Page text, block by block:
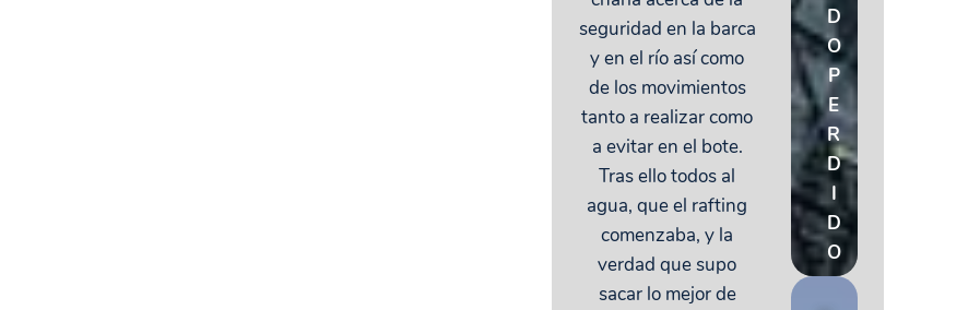
seguridad en la barca
y en el río así como
de los movimientos
tanto a realizar como
a evitar en el bote.
Tras ello todos al
agua, que el rafting
comenzaba, y la
verdad que supo
sacar lo mejor de
D
O
P
E
R
D
I
D
O